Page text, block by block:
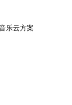
乐云方案